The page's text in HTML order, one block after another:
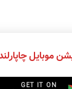
آگهی های فعال
موبایل
GET IT ON